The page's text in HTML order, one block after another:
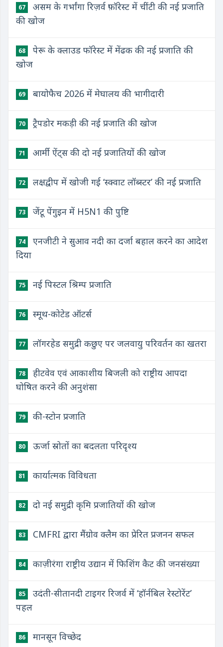
67
असम के गर्भांगा रिज़र्व फ़ॉरेस्ट में चींटी की नई प्रजाति
की खोज
68
पेरू के क्लाउड फॉरेस्ट में मेंढक की नई प्रजाति की
खोज
69 बायोफैच 2026 में मेघालय की भागीदारी
70 ट्रैपडोर मकड़ी की नई प्रजाति की खोज
71 आर्मी ऐंट्स की दो नई प्रजातियों की खोज
72 लक्षद्वीप में खोजी गई ‘स्क्वाट लॉब्स्टर’ की नई प्रजाति
73 जेंटू पेंगुइन में H5N1 की पुष्टि
74
एनजीटी ने सुआव नदी का दर्जा बहाल करने का आदेश
दिया
75 नई पिस्टल श्रिम्प प्रजाति
76 स्मूथ-कोटेड ऑटर्स
77 लॉगरहेड समुद्री कछुए पर जलवायु परिवर्तन का खतरा
78
हीटवेव एवं आकाशीय बिजली को राष्ट्रीय आपदा
घोषित करने की अनुशंसा
79 की-स्टोन प्रजाति
80 ऊर्जा स्रोतों का बदलता परिदृश्य
81 कार्यात्मक विविधता
82 दो नई समुद्री कृमि प्रजातियों की खोज
83 CMFRI द्वारा मैंग्रोव क्लैम का प्रेरित प्रजनन सफल
84 काज़ीरंगा राष्ट्रीय उद्यान में फिशिंग कैट की जनसंख्या
85
उदंती-सीतानदी टाइगर रिजर्व में ‘हॉर्नबिल रेस्टोरेंट’
पहल
86 मानसून विच्छेद